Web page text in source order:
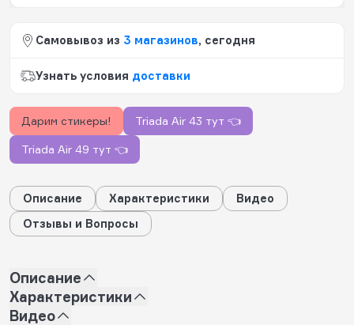
Самовывоз из 3 магазинов, сегодня
Узнать условия доставки
Дарим стикеры! Triada Air 43 тут 👈
Triada Air 49 тут 👈
Описание Характеристики
Видео
Отзывы и Вопросы
Описание
Характеристики
Видео